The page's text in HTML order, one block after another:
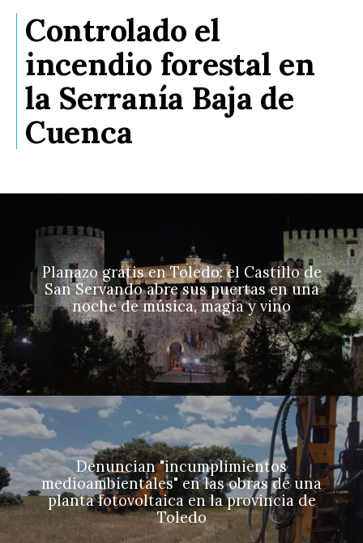
Controlado el
incendio forestal en
la Serranía Baja de
Cuenca
Planazo gratis en Toledo: el Castillo de
San Servando abre sus puertas en una
noche de música, magia y vino
Denuncian "incumplimientos
medioambientales" en las obras de una
planta fotovoltaica en la provincia de
Toledo